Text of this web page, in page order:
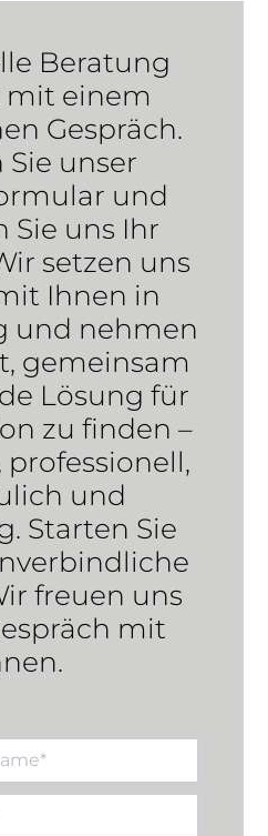
Beratung
einem
Gespräch.
Sie unser
und
Sie uns Ihr
setzen uns
Ihnen in
und nehmen
gemeinsam
Lösung für
zu finden –
und
Starten Sie
freuen uns
mit